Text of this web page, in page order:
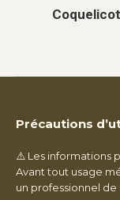
Coquelicot
Précautions
⚠️ Les informations
Avant tout usage
un professionnel de